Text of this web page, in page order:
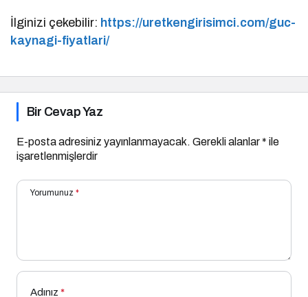
İlginizi çekebilir: https://uretkengirisimci.com/guc-
kaynagi-fiyatlari/
Bir Cevap Yaz
E-posta adresiniz yayınlanmayacak. Gerekli alanlar* ile
işaretlenmişlerdir
Yorumunuz *
Adınız *